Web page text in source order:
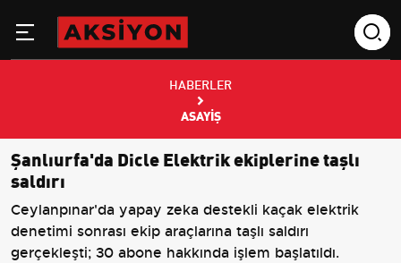
HABERLER
ASAYIŞ
Şanlıurfa'da Dicle Elektrik ekiplerine taşlı
saldırı
Ceylanpınar'da yapay zeka destekli kaçak elektrik
denetimi sonrası ekip araçlarına taşlı saldırı
gerçekleşti; 30 abone hakkında işlem başlatıldı.